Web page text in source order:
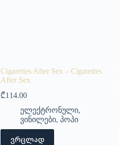
Cigarettes After Sex – Cigarettes
After Sex
₾114.00
ელექტრონული,
ვინილები,პოპი
ვრცლად